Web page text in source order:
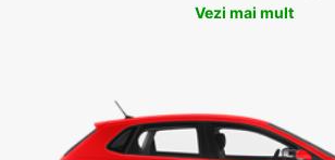
Vezi mai mult